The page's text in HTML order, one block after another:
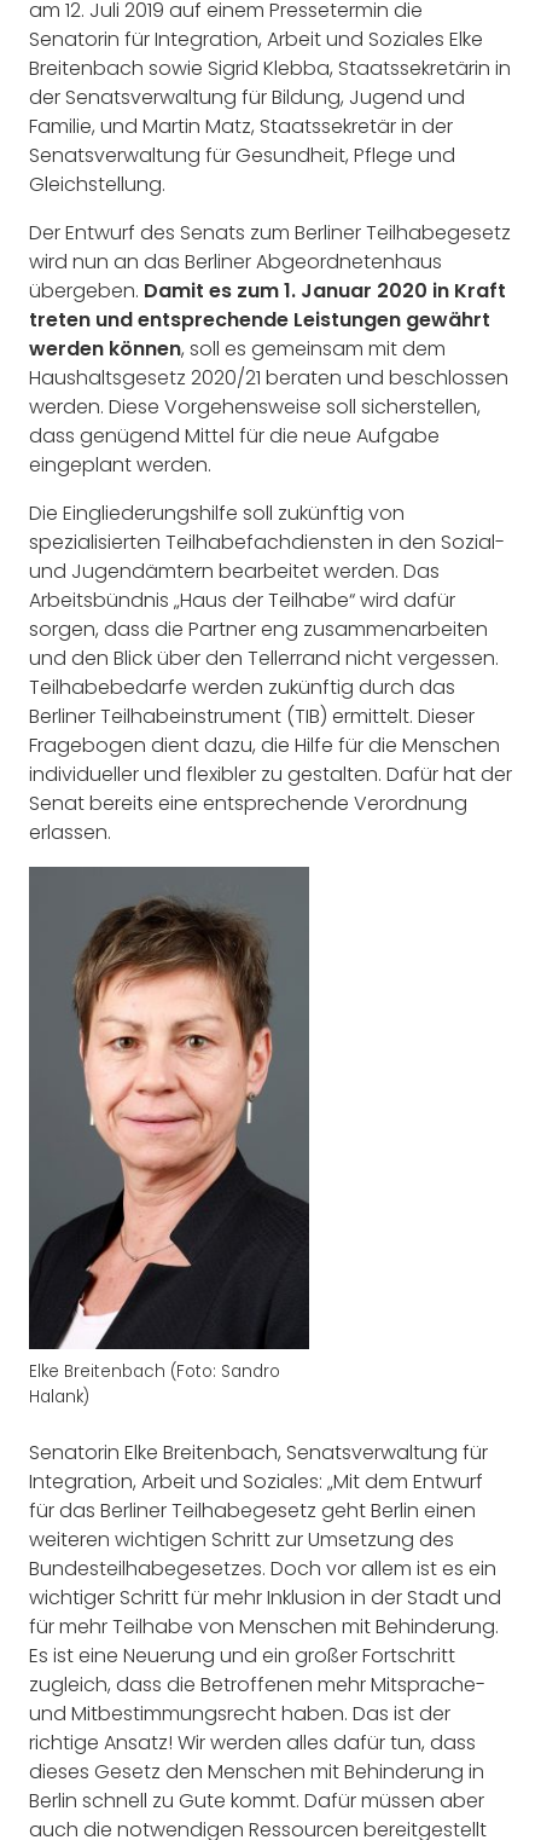
am 12. Juli 2019 auf einem Pressetermin die
Senatorin für Integration, Arbeit und Soziales Elke
Breitenbach sowie Sigrid Klebba, Staatssekretärin in
der Senatsverwaltung für Bildung, Jugend und
Familie, und Martin Matz, Staatssekretär in der
Senatsverwaltung für Gesundheit, Pflege und
Gleichstellung.
Der Entwurf des Senats zum Berliner Teilhabegesetz
wird nun an das Berliner Abgeordnetenhaus
übergeben. Damit es zum 1. Januar 2020 in Kraft
treten und entsprechende Leistungen gewährt
werden können, soll es gemeinsam mit dem
Haushaltsgesetz 2020/21 beraten und beschlossen
werden. Diese Vorgehensweise soll sicherstellen,
dass genügend Mittel für die neue Aufgabe
eingeplant werden.
Die Eingliederungshilfe soll zukünftig von
spezialisierten Teilhabefachdiensten in den Sozial-
und Jugendämtern bearbeitet werden. Das
Arbeitsbündnis „Haus der Teilhabe“ wird dafür
sorgen, dass die Partner eng zusammenarbeiten
und den Blick über den Tellerrand nicht vergessen.
Teilhabebedarfe werden zukünftig durch das
Berliner Teilhabeinstrument (TIB) ermittelt. Dieser
Fragebogen dient dazu, die Hilfe für die Menschen
individueller und flexibler zu gestalten. Dafür hat der
Senat bereits eine entsprechende Verordnung
erlassen.
Elke Breitenbach (Foto: Sandro
Halank)
Senatorin Elke Breitenbach, Senatsverwaltung für
Integration, Arbeit und Soziales: „Mit dem Entwurf
für das Berliner Teilhabegesetz geht Berlin einen
weiteren wichtigen Schritt zur Umsetzung des
Bundesteilhabegesetzes. Doch vor allem ist es ein
wichtiger Schritt für mehr Inklusion in der Stadt und
für mehr Teilhabe von Menschen mit Behinderung.
Es ist eine Neuerung und ein großer Fortschritt
zugleich, dass die Betroffenen mehr Mitsprache-
und Mitbestimmungsrecht haben. Das ist der
richtige Ansatz! Wir werden alles dafür tun, dass
dieses Gesetz den Menschen mit Behinderung in
Berlin schnell zu Gute kommt. Dafür müssen aber
auch die notwendigen Ressourcen bereitgestellt